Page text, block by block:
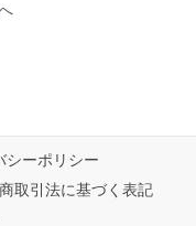
シーポリシー
取引法に基づく表記